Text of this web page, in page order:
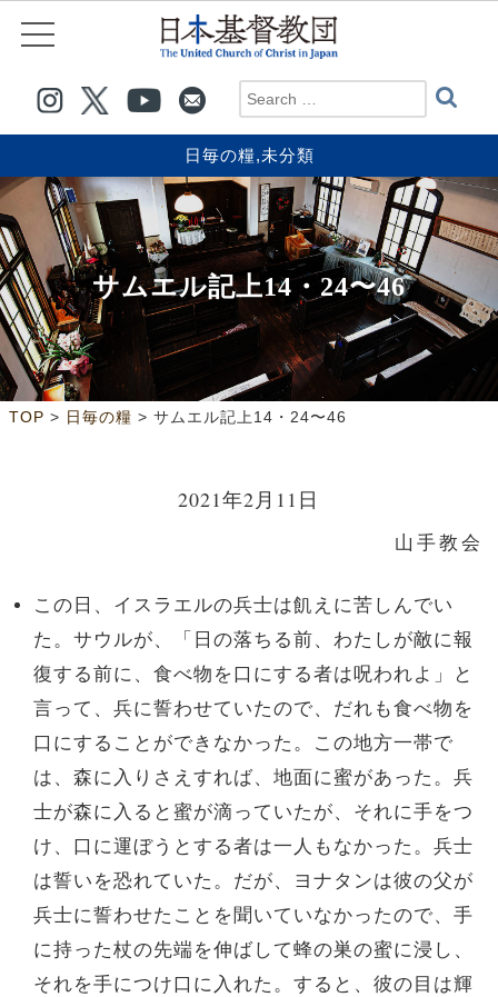
日毎の糧,未分類
サムエル記上14・24〜46
TOP > 日毎の糧 > サムエル記上14・24〜46
2021年2月11日
山手教会
この日、イスラエルの兵士は飢えに苦しんでい
た。サウルが、「日の落ちる前、わたしが敵に報
復する前に、食べ物を口にする者は呪われよ」と
言って、兵に誓わせていたので、だれも食べ物を
口にすることができなかった。この地方一帯で
は、森に入りさえすれば、地面に蜜があった。兵
士が森に入ると蜜が滴っていたが、それに手をつ
け、口に運ぼうとする者は一人もなかった。兵士
は誓いを恐れていた。だが、ヨナタンは彼の父が
兵士に誓わせたことを聞いていなかったので、手
に持った杖の先端を伸ばして蜂の巣の蜜に浸し、
それを手につけ口に入れた。すると、彼の目は輝